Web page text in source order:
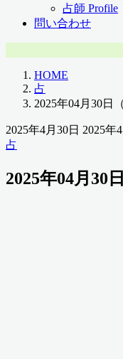
占師 Profile
問い合わせ
HOME
占
2025年04月30日
2025年4月30日 2025年
占
2025年04月30